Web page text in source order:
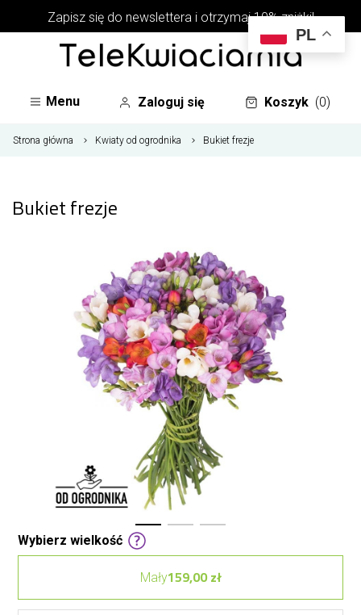
Zapisz się do newslettera i otrzymaj 10% zniżki!
Menu Zaloguj się Koszyk (0)
Strona główna Kwiaty od ogrodnika Bukiet frezje
Bukiet frezje
Wybierz wielkość
Mały159,00 zł
PL